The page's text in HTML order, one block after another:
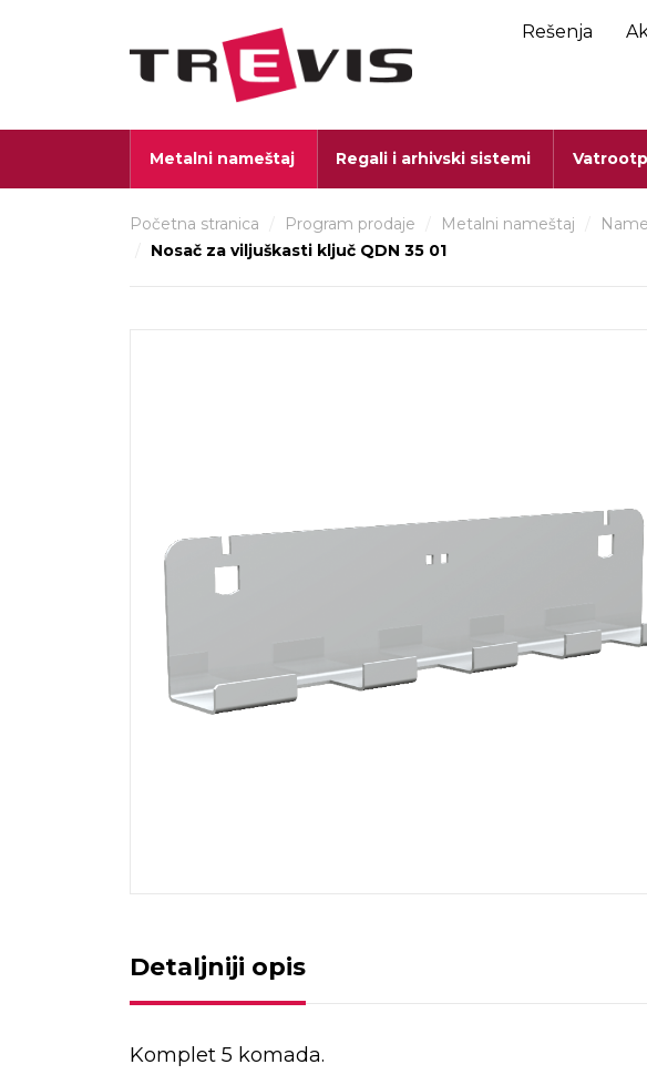
Rešenja
Metalni nameštaj Regali i arhivski sistemi
Početna stranica Program prodaje Metalni nameštaj
Nosač za viljuškasti ključ QDN 35 01
Detaljniji opis
Komplet 5 komada.